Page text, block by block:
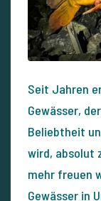
Seit Jahren
Gewässer,
Beliebtheit
wird, absolut
mehr freuen
Gewässer in